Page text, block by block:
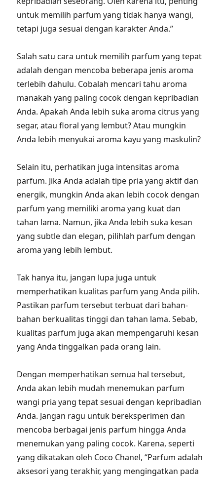
untuk memilih parfum yang tidak hanya wangi,
tetapi juga sesuai dengan karakter Anda.”
Salah satu cara untuk memilih parfum yang tepat
adalah dengan mencoba beberapa jenis aroma
terlebih dahulu. Cobalah mencari tahu aroma
manakah yang paling cocok dengan kepribadian
Anda. Apakah Anda lebih suka aroma citrus yang
segar, atau floral yang lembut? Atau mungkin
Anda lebih menyukai aroma kayu yang maskulin?
Selain itu, perhatikan juga intensitas aroma
parfum. Jika Anda adalah tipe pria yang aktif dan
energik, mungkin Anda akan lebih cocok dengan
parfum yang memiliki aroma yang kuat dan
tahan lama. Namun, jika Anda lebih suka kesan
yang subtle dan elegan, pilihlah parfum dengan
aroma yang lebih lembut.
Tak hanya itu, jangan lupa juga untuk
memperhatikan kualitas parfum yang Anda pilih.
Pastikan parfum tersebut terbuat dari bahan-
bahan berkualitas tinggi dan tahan lama. Sebab,
kualitas parfum juga akan mempengaruhi kesan
yang Anda tinggalkan pada orang lain.
Dengan memperhatikan semua hal tersebut,
Anda akan lebih mudah menemukan parfum
wangi pria yang tepat sesuai dengan kepribadian
Anda. Jangan ragu untuk bereksperimen dan
mencoba berbagai jenis parfum hingga Anda
menemukan yang paling cocok. Karena, seperti
yang dikatakan oleh Coco Chanel, “Parfum adalah
aksesori yang terakhir, yang mengingatkan pada